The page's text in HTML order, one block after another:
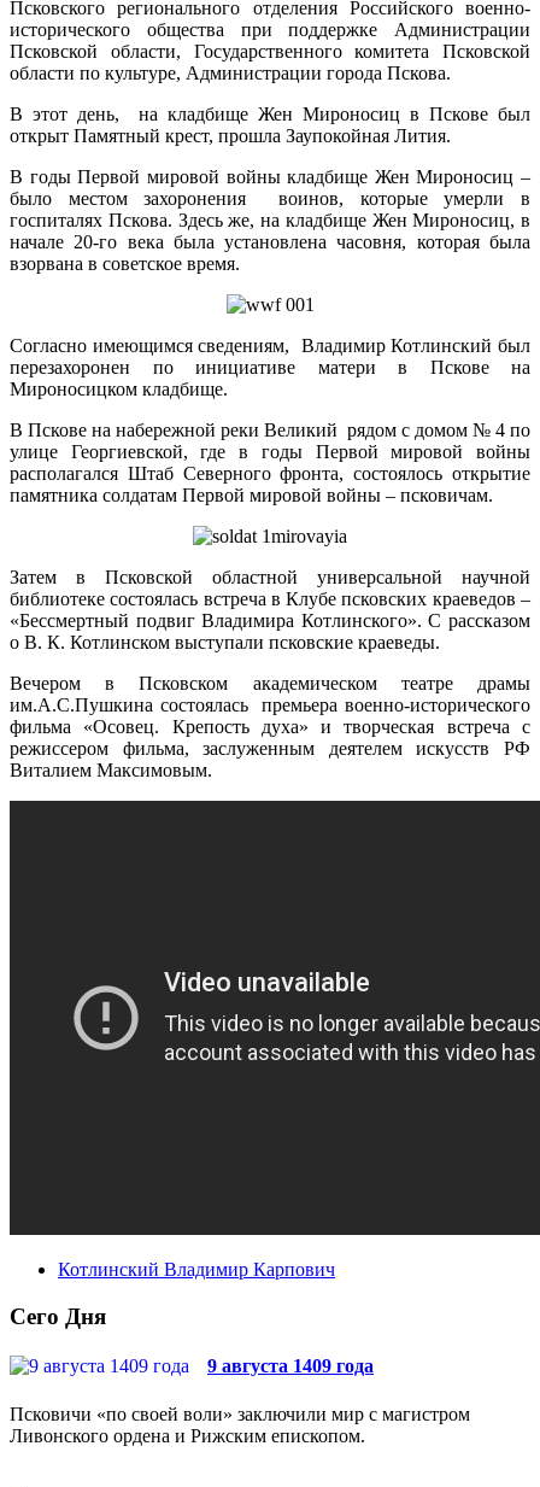
Псковского регионального отделения Российского военно-
исторического общества при поддержке Администрации
Псковской области, Государственного комитета Псковской
области по культуре, Администрации города Пскова.
В этот день, на кладбище Жен Мироносиц в Пскове был
открыт Памятный крест, прошла Заупокойная Лития.
В годы Первой мировой войны кладбище Жен Мироносиц –
было местом захоронения воинов, которые умерли в
госпиталях Пскова. Здесь же, на кладбище Жен Мироносиц, в
начале 20-го века была установлена часовня, которая была
взорвана в советское время.
Согласно имеющимся сведениям, Владимир Котлинский был
перезахоронен по инициативе матери в Пскове на
Мироносицком кладбище.
В Пскове на набережной реки Великий рядом с домом № 4 по
улице Георгиевской, где в годы Первой мировой войны
располагался Штаб Северного фронта, состоялось открытие
памятника солдатам Первой мировой войны – псковичам.
Затем в Псковской областной универсальной научной
библиотеке состоялась встреча в Клубе псковских краеведов –
«Бессмертный подвиг Владимира Котлинского». С рассказом
о В. К. Котлинском выступали псковские краеведы.
Вечером в Псковском академическом театре драмы
им.А.С.Пушкина состоялась премьера военно-исторического
фильма «Осовец. Крепость духа» и творческая встреча с
режиссером фильма, заслуженным деятелем искусств РФ
Виталием Максимовым.
Котлинский Владимир Карпович
Сего Дня
9 августа 1409 года
Псковичи «по своей воли» заключили мир с магистром
Ливонского ордена и Рижским епископом.